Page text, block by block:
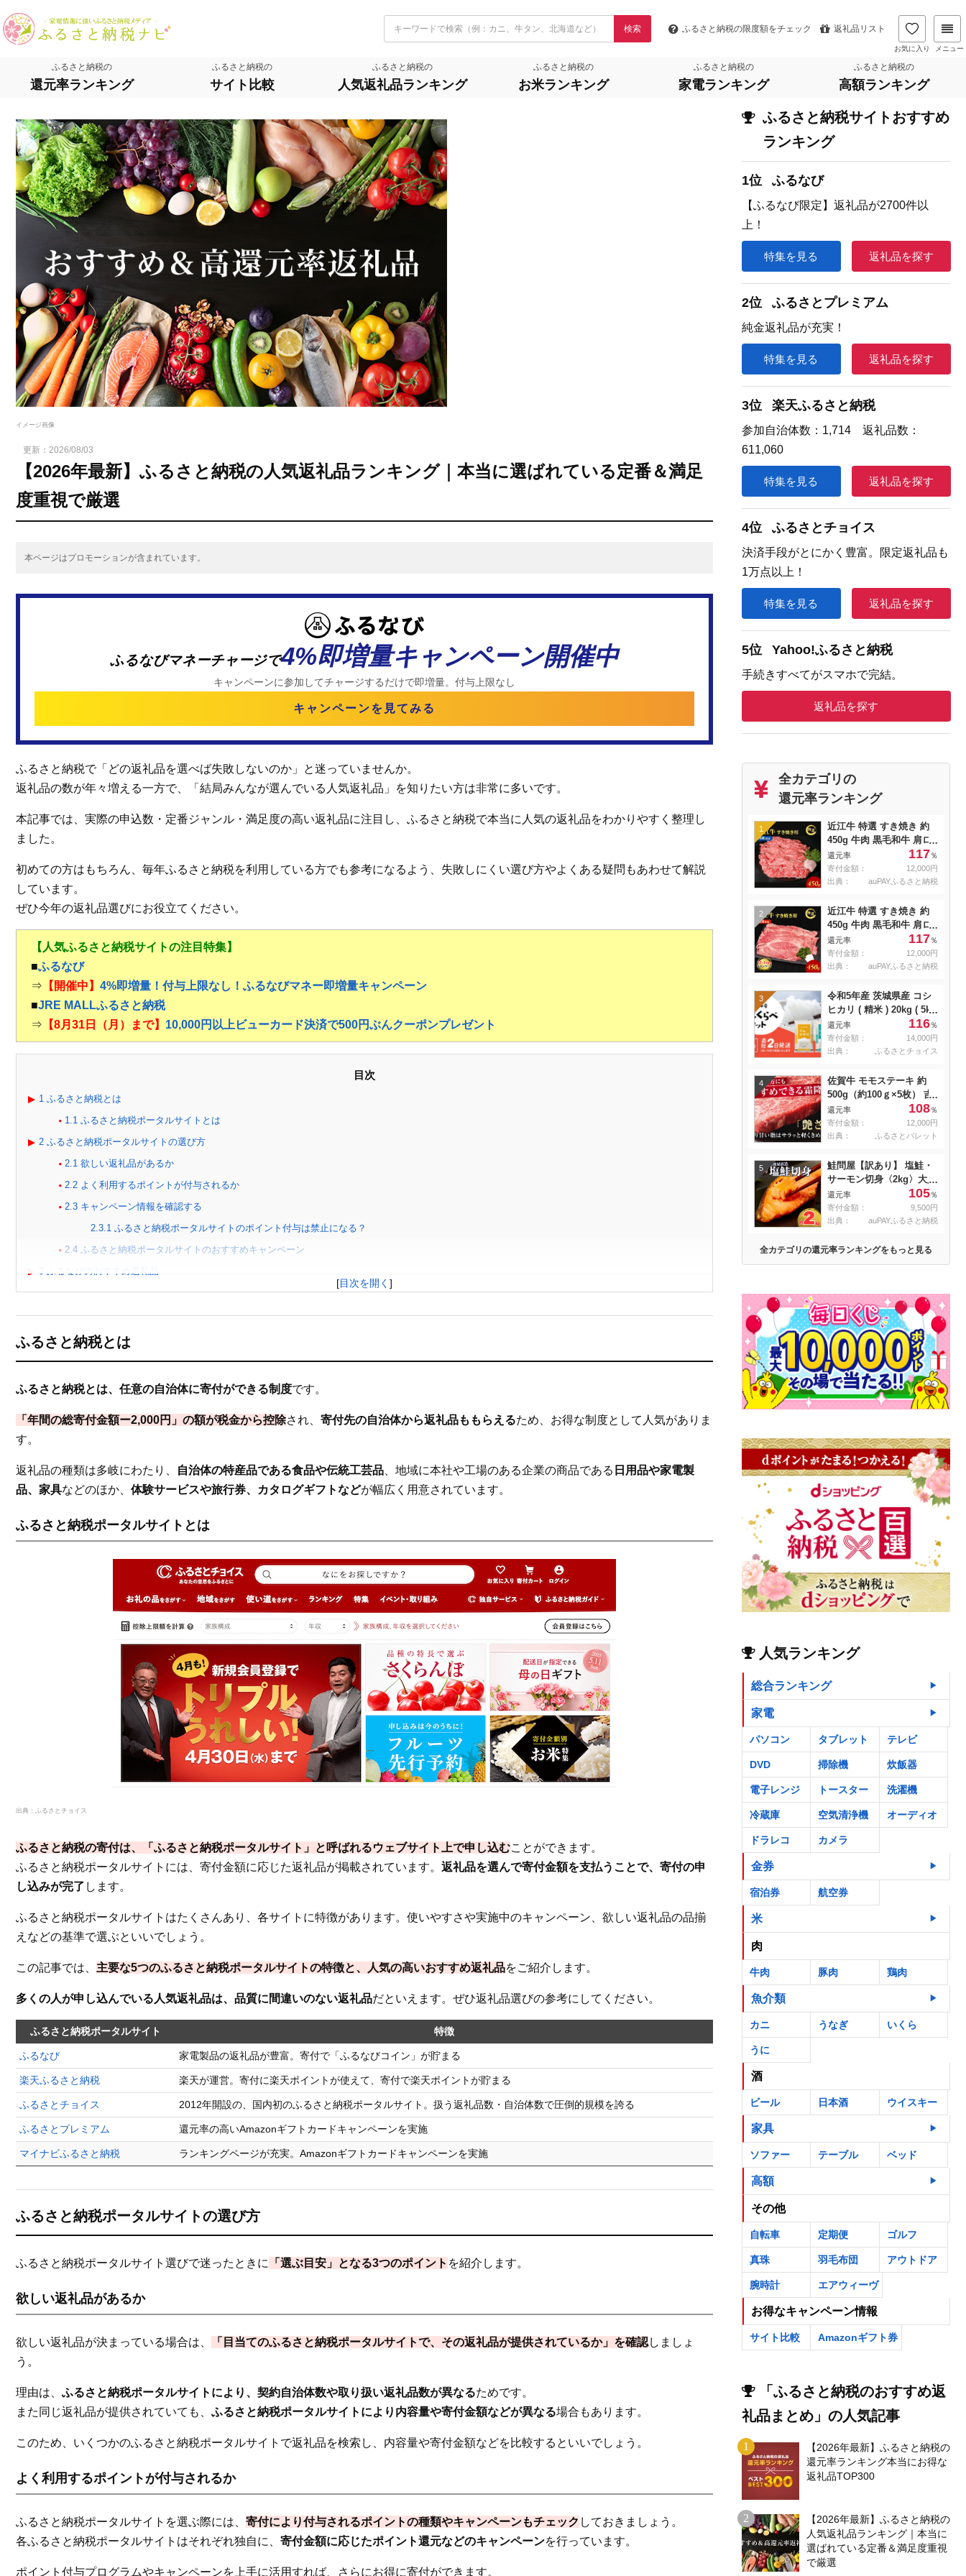
検索 ふるさと納税の限度額をチェック 返礼品リスト
お気に入り メニュー
ふるさと納税の
還元率ランキング
ふるさと納税の
サイト比較
ふるさと納税の
人気返礼品ランキング
ふるさと納税の
お米ランキング
ふるさと納税の
家電ランキング
ふるさと納税の
高額ランキング
イメージ画像
更新： 2026/08/03
【2026年最新】ふるさと納税の人気返礼品ランキング｜本当に選ばれている定番＆満足
度重視で厳選
本ページはプロモーションが含まれています。
ふるなびマネーチャージで4%即増量キャンペーン開催中
キャンペーンに参加してチャージするだけで即増量。付与上限なし
キャンペーンを見てみる
ふるさと納税で「どの返礼品を選べば失敗しないのか」と迷っていませんか。
返礼品の数が年々増える一方で、「結局みんなが選んでいる人気返礼品」を知りたい方は非常に多いです。
本記事では、実際の申込数・定番ジャンル・満足度の高い返礼品に注目し、ふるさと納税で本当に人気の返礼品をわかりやすく整理し
ました。
初めての方はもちろん、毎年ふるさと納税を利用している方でも参考になるよう、失敗しにくい選び方やよくある疑問もあわせて解説
しています。
ぜひ今年の返礼品選びにお役立てください。
【人気ふるさと納税サイトの注目特集】
■ふるなび
⇒ 【開催中】 4%即増量！付与上限なし！ふるなびマネー即増量キャンペーン
■JRE MALLふるさと納税
⇒ 【8月31日（月）まで】 10,000円以上ビューカード決済で500円ぶんクーポンプレゼント
目次
[ 目次を開く ]
1 ふるさと納税とは
1.1 ふるさと納税ポータルサイトとは
2 ふるさと納税ポータルサイトの選び方
2.1 欲しい返礼品があるか
2.2 よく利用するポイントが付与されるか
2.3 キャンペーン情報を確認する
2.3.1 ふるさと納税ポータルサイトのポイント付与は禁止になる？
2.4 ふるさと納税ポータルサイトのおすすめキャンペーン
3 ふるなびのおすすめ返礼品
4楽天ふるさと納税のおすすめ返礼品
5ふるさとチョイスのおすすめ返礼品
6 ふるさとプレミアムのおすすめ返礼品
9.1Q1. ふるさと納税で人気の返礼品はどんなジャンルですか？
9.3Q3. 高額な返礼品ほど人気がありますか？
9.4Q4. 初心者におすすめの人気返礼品は何ですか？
9.6Q6. 毎年同じ人気返礼品を選んでも問題ありませんか？
Q8. どのふるさと納税サイトから申し込むのが良いですか？
ふるさと納税とは
ふるさと納税とは、任意の自治体に寄付ができる制度です。
「年間の総寄付金額ー2,000円」の額が税金から控除され、 寄付先の自治体から返礼品ももらえるため、お得な制度として人気がありま
す。
返礼品の種類は多岐にわたり、 自治体の特産品である食品や伝統工芸品 、地域に本社や工場のある企業の商品である 日用品や家電製
品、家具などのほか、 体験サービスや旅行券、カタログギフトなどが幅広く用意されています。
ふるさと納税ポータルサイトとは
出典： ふるさとチョイス
ふるさと納税の寄付は、「ふるさと納税ポータルサイト」と呼ばれるウェブサイト上で申し込むことができます。
ふるさと納税ポータルサイトには、寄付金額に応じた返礼品が掲載されています。 返礼品を選んで寄付金額を支払うことで、寄付の申
し込みが完了 します。
ふるさと納税ポータルサイトはたくさんあり、各サイトに特徴があります。使いやすさや実施中のキャンペーン、欲しい返礼品の品揃
えなどの基準で選ぶといいでしょう。
この記事では、 主要な5つのふるさと納税ポータルサイトの特徴と、人気の高いおすすめ返礼品をご紹介します。
多くの人が申し込んでいる人気返礼品は、品質に間違いのない返礼品だといえます。ぜひ返礼品選びの参考にしてください。
ふるさと納税ポータルサイト 特徴
ふるなび 家電製品の返礼品が豊富。寄付で「ふるなびコイン」が貯まる
楽天ふるさと納税 楽天が運営。寄付に楽天ポイントが使えて、寄付で楽天ポイントが貯まる
ふるさとチョイス 2012年開設の、国内初のふるさと納税ポータルサイト。扱う返礼品数・自治体数で圧倒的規模を誇る
ふるさとプレミアム 還元率の高いAmazonギフトカードキャンペーンを実施
マイナビふるさと納税 ランキングページが充実。Amazonギフトカードキャンペーンを実施
ふるさと納税ポータルサイトの選び方
ふるさと納税ポータルサイト選びで迷ったときに 「選ぶ目安」となる3つのポイント を紹介します。
欲しい返礼品があるか
欲しい返礼品が決まっている場合は、 「目当てのふるさと納税ポータルサイトで、その返礼品が提供されているか」を確認しましょ
う。
理由は、 ふるさと納税ポータルサイトにより、契約自治体数や取り扱い返礼品数が異なるためです。
また同じ返礼品が提供されていても、 ふるさと納税ポータルサイトにより内容量や寄付金額などが異なる場合もあります。
このため、いくつかのふるさと納税ポータルサイトで返礼品を検索し、内容量や寄付金額などを比較するといいでしょう。
よく利用するポイントが付与されるか
ふるさと納税ポータルサイトを選ぶ際には、 寄付により付与されるポイントの種類やキャンペーンもチェック しておきましょう。
各ふるさと納税ポータルサイトはそれぞれ独自に、 寄付金額に応じたポイント還元などのキャンペーンを行っています。
ポイント付与プログラムやキャンペーンを上手に活用すれば、さらにお得に寄付ができます。
ふるさと納税サイトおすすめ
ランキング
1位 ふるなび
【ふるなび限定】返礼品が2700件以
上！
特集を見る 返礼品を探す
2位 ふるさとプレミアム
純金返礼品が充実！
特集を見る 返礼品を探す
3位 楽天ふるさと納税
参加自治体数：1,714 返礼品数：
611,060
特集を見る 返礼品を探す
4位 ふるさとチョイス
決済手段がとにかく豊富。限定返礼品も
1万点以上！
特集を見る 返礼品を探す
5位 Yahoo!ふるさと納税
手続きすべてがスマホで完結。
返礼品を探す
全カテゴリの
還元率ランキング
1
近江牛 特選 すき焼き 約
450g 牛肉 黒毛和牛 肩ロ
ース モモ すきやき すき
焼き肉 すき焼き用 肉 お
肉 牛 和牛 納期 最長3カ月
還元率 117％
寄付金額：
12,000円
出典：
auPAYふるさと納税
2
近江牛 特選 すき焼き 約
450g 牛肉 黒毛和牛 肩ロ
ース モモ すきやき すき
焼き肉 すき焼き用 肉 お
肉 牛 和牛 納期 最長3カ月
還元率 117％
寄付金額：
12,000円
出典：
auPAYふるさと納税
3
令和5年産 茨城県産 コシ
ヒカリ ( 精米 ) 20kg ( 5kg
× 4袋 )
還元率 116％
寄付金額：
14,000円
出典：
ふるさとチョイス
4
佐賀牛 モモステーキ 約
500g（約100ｇ×5枚） 吉
野ヶ里町 [FDB057]
還元率 108％
寄付金額：
12,000円
出典：
ふるさとパレット
5
鮭問屋【訳あり】 塩鮭・
サーモン切身〈2kg〉大人
気 鮭 切り身 家計応援 不
揃い 鮭問屋直送
【MS03】
還元率 105％
寄付金額：
9,500円
出典：
auPAYふるさと納税
全カテゴリの還元率ランキングをもっと見る
人気ランキング
総合ランキング
家電
パソコン タブレット テレビ
DVD 掃除機 炊飯器
電子レンジ トースター 洗濯機
冷蔵庫 空気清浄機 オーディオ
ドラレコ カメラ
金券
宿泊券 航空券
米
肉
牛肉 豚肉 鶏肉
魚介類
カニ うなぎ いくら
うに
酒
ビール 日本酒 ウイスキー
家具
ソファー テーブル ベッド
高額
その他
自転車 定期便 ゴルフ
真珠 羽毛布団 アウトドア
腕時計 エアウィーヴ
お得なキャンペーン情報
サイト比較 Amazonギフト券
「ふるさと納税のおすすめ返
礼品まとめ」の人気記事
【2026年最新】ふるさと納税の
還元率ランキング本当にお得な
返礼品TOP300
【2026年最新】ふるさと納税の
人気返礼品ランキング｜本当に
選ばれている定番＆満足度重視
で厳選